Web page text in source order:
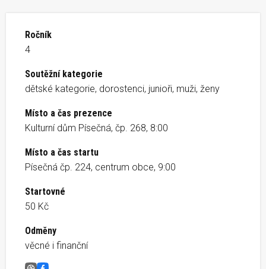
Ročník
4
Soutěžní kategorie
dětské kategorie, dorostenci, junioři, muži, ženy
Místo a čas prezence
Kulturní dům Písečná, čp. 268, 8:00
Místo a čas startu
Písečná čp. 224, centrum obce, 9:00
Startovné
50 Kč
Odměny
věcné i finanční